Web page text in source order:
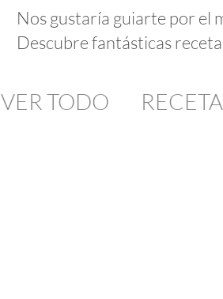
Nos gustaría guiarte por el
Descubre fantásticas
VER TODO